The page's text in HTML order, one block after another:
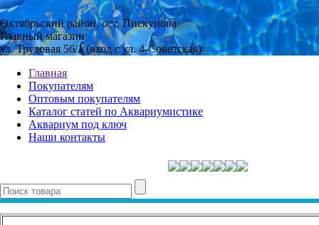
Октябрьский район, ост. Пискунова
Главный магазин
ул. Трудовая 56/1 (вход с ул. 4-Советская)
Главная
Покупателям
Оптовым покупателям
Каталог статей по Аквариумистике
Аквариум под ключ
Наши контакты